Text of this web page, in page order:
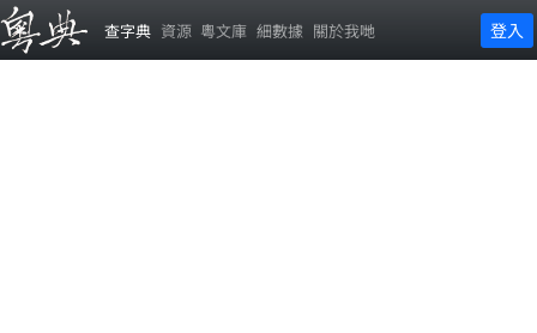
查字典 資源 粵文庫 細數據 關於我哋 登入